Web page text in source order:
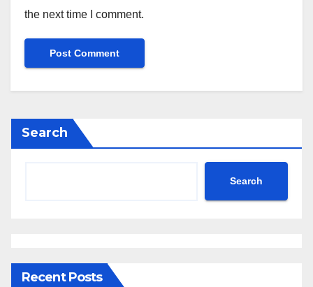
the next time I comment.
Search
Search
Recent Posts